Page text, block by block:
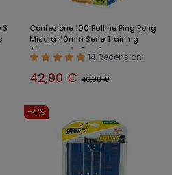
3
Confezione 100 Palline Ping Pong
Misura 40mm Serie Training
Allenamento Tennis
14 Recensioni
42,90 € 46,90 €
-4%